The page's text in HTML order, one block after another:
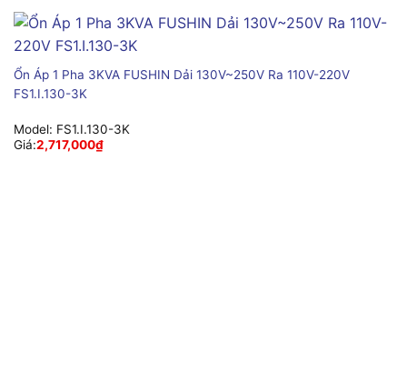
Ổn Áp 1 Pha 3KVA FUSHIN Dải 130V~250V Ra 110V-220V
FS1.I.130-3K
Model: FS1.I.130-3K
Giá:2,717,000₫